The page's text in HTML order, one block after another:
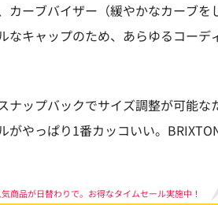
カーブバイザー（緩やかなカーブ
なキャップのため、あらゆるコー
ナップバックでサイズ調整が可能
がやっぱり1番カッコいい。
気商品が日替わりで。お得なタイムセール実施中！